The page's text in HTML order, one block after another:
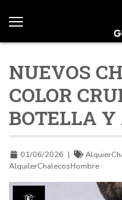
NUEVOS
COLOR
BOTELLA
01/06/2026 |
AlquilerChalecosHombre